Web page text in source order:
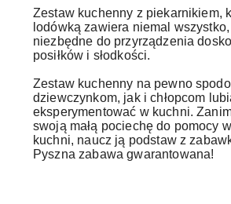
Zestaw kuchenny z piekarnikiem,
lodówką zawiera niemal
niezbędne do przyrządzenia
posiłków i słodkości.
Zestaw kuchenny na pewno
dziewczynkom, jak i chłopcom
eksperymentować w kuchni.
swoją małą pociechę do pomocy
kuchni, naucz ją podstaw z
Pyszna zabawa gwarantowana!